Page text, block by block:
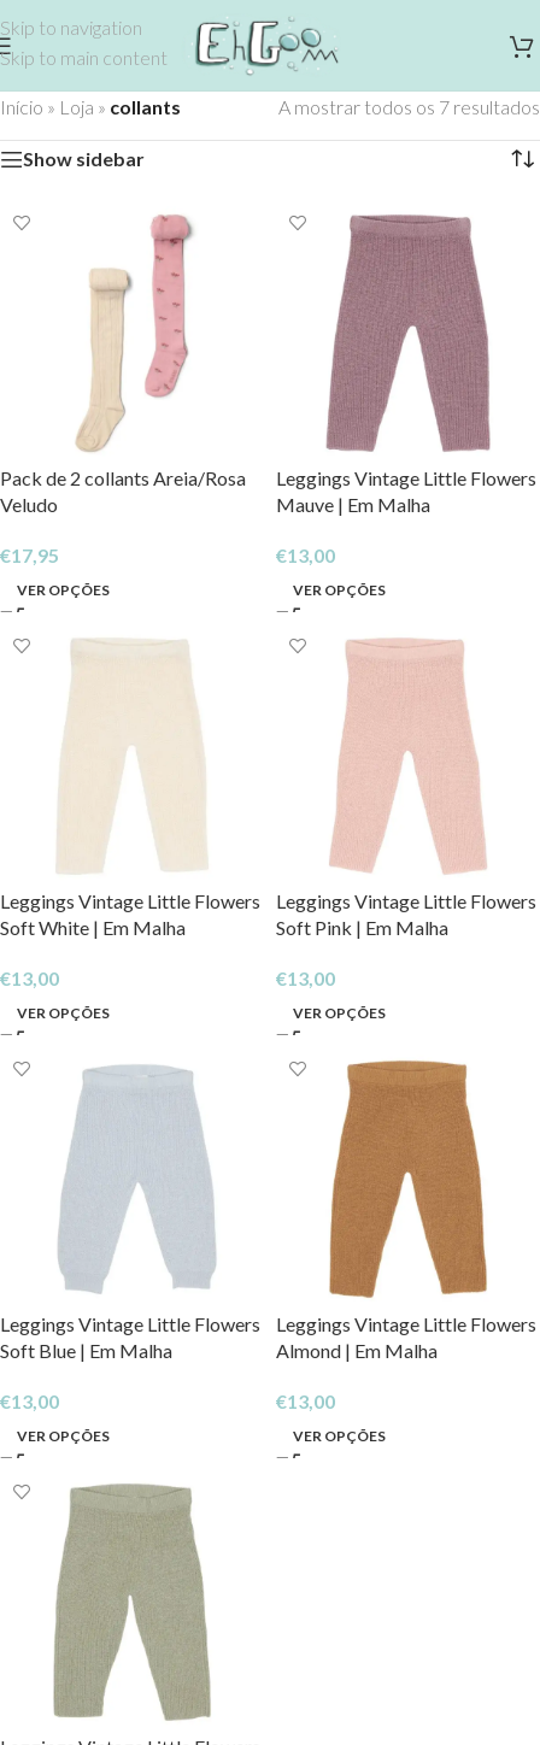
Skip to navigation
Skip to main content
Início » Loja » collants A mostrar todos os 7 resultados
Show sidebar
Pack de 2 collants Areia/Rosa
Veludo
€17,95
VER OPÇÕES
Leggings Vintage Little Flowers
Mauve | Em Malha
€13,00
VER OPÇÕES
Leggings Vintage Little Flowers
Soft White | Em Malha
€13,00
VER OPÇÕES
Leggings Vintage Little Flowers
Soft Pink | Em Malha
€13,00
VER OPÇÕES
Leggings Vintage Little Flowers
Soft Blue | Em Malha
€13,00
VER OPÇÕES
Leggings Vintage Little Flowers
Almond | Em Malha
€13,00
VER OPÇÕES